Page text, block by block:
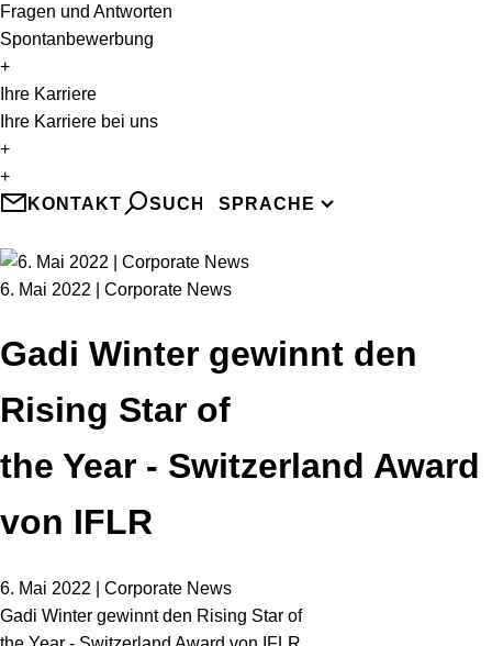
Fragen und Antworten
Spontanbewerbung
+
Ihre Karriere
Ihre Karriere bei uns
+
+
KONTAKT
SUCHE SPRACHE
FR
6. Mai 2022 | Corporate News
Gadi Winter gewinnt den
Rising Star of
the Year - Switzerland Award
von IFLR
6. Mai 2022 | Corporate News
Gadi Winter gewinnt den Rising Star of